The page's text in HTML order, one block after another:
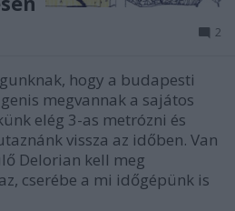
2
hogy a budapesti
megvannak a sajátos
elég 3-as metrózni és
vissza az időben. Van
Delorian kell meg
cserébe a mi időgépünk is